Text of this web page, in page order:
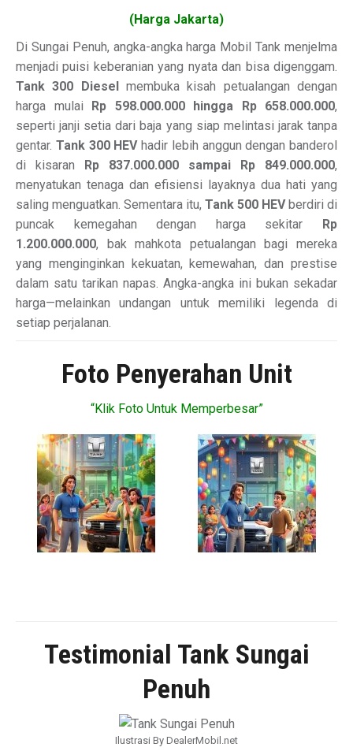
(Harga Jakarta)
Di Sungai Penuh, angka-angka harga Mobil Tank menjelma
menjadi puisi keberanian yang nyata dan bisa digenggam.
Tank 300 Diesel
membuka kisah petualangan dengan
harga mulai
Rp 598.000.000 hingga Rp 658.000.000,
seperti janji setia dari baja yang siap melintasi jarak tanpa
gentar. Tank 300 HEVhadir lebih anggun dengan banderol
di kisaran
Rp 837.000.000 sampai Rp 849.000.000,
menyatukan tenaga dan efisiensi layaknya dua hati yang
saling menguatkan. Sementara itu, Tank 500 HEVberdiri di
puncak kemegahan dengan harga sekitar
Rp
1.200.000.000, bak mahkota petualangan bagi mereka
yang menginginkan kekuatan, kemewahan, dan prestise
dalam satu tarikan napas. Angka-angka ini bukan sekadar
harga—melainkan undangan untuk memiliki legenda di
setiap perjalanan.
Foto Penyerahan Unit
“Klik Foto Untuk Memperbesar”
Testimonial Tank Sungai
Penuh
Ilustrasi By DealerMobil.net